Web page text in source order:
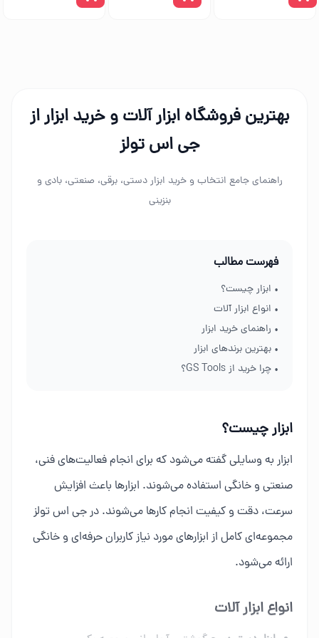
بهترین فروشگاه ابزار آلات و خرید ابزار از
جی اس تولز
راهنمای جامع انتخاب و خرید ابزار دستی، برقی، صنعتی، بادی و
بنزینی
فهرست مطالب
• ابزار چیست؟
• انواع ابزار آلات
• راهنمای خرید ابزار
• بهترین برندهای ابزار
• چرا خرید از GS Tools؟
ابزار چیست؟
ابزار به وسایلی گفته می‌شود که برای انجام فعالیت‌های فنی،
صنعتی و خانگی استفاده می‌شوند. ابزارها باعث افزایش
سرعت، دقت و کیفیت انجام کارها می‌شوند. در جی اس تولز
مجموعه‌ای کامل از ابزارهای مورد نیاز کاربران حرفه‌ای و خانگی
ارائه می‌شود.
انواع ابزار آلات